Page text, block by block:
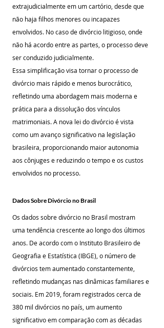
extrajudicialmente em um cartório, desde que
não haja filhos menores ou incapazes
envolvidos. No caso de divórcio litigioso, onde
não há acordo entre as partes, o processo deve
ser conduzido judicialmente.
Essa simplificação visa tornar o processo de
divórcio mais rápido e menos burocrático,
refletindo uma abordagem mais moderna e
prática para a dissolução dos vínculos
matrimoniais. A nova lei do divórcio é vista
como um avanço significativo na legislação
brasileira, proporcionando maior autonomia
aos cônjuges e reduzindo o tempo e os custos
envolvidos no processo.
Dados Sobre Divórcio no Brasil
Os dados sobre divórcio no Brasil mostram
uma tendência crescente ao longo dos últimos
anos. De acordo com o Instituto Brasileiro de
Geografia e Estatística (IBGE), o número de
divórcios tem aumentado constantemente,
refletindo mudanças nas dinâmicas familiares e
sociais. Em 2019, foram registrados cerca de
380 mil divórcios no país, um aumento
significativo em comparação com as décadas